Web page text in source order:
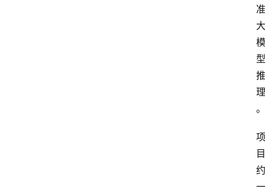
准
大
模
型
推
理
。
项
目
约
一